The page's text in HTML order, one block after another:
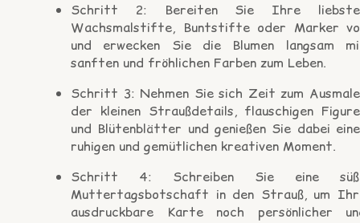
Schritt 2: Bereiten Sie Ihre
Wachsmalstifte, Buntstifte oder Marker
und erwecken Sie die Blumen langsam
sanften und fröhlichen Farben zum Leben.
Schritt 3: Nehmen Sie sich Zeit zum
der kleinen Straußdetails, flauschigen
und Blütenblätter und genießen Sie dabei
ruhigen und gemütlichen kreativen Moment.
Schritt 4: Schreiben Sie eine
Muttertagsbotschaft in den Strauß, um
ausdruckbare Karte noch persönlicher